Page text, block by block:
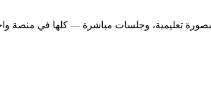
تعليمية، وجلسات مباشرة — كلها في منصة